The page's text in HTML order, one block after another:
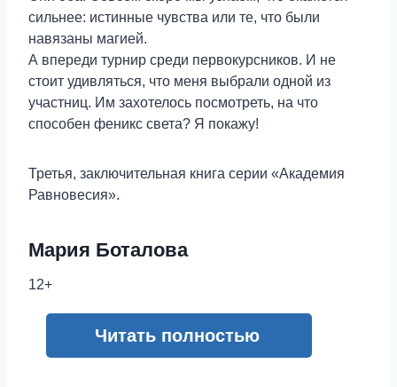
сильнее: истинные чувства или те, что были
навязаны магией.
А впереди турнир среди первокурсников. И не
стоит удивляться, что меня выбрали одной из
участниц. Им захотелось посмотреть, на что
способен феникс света? Я покажу!
Третья, заключительная книга серии «Академия
Равновесия».
Мария Боталова
12+
Читать полностью